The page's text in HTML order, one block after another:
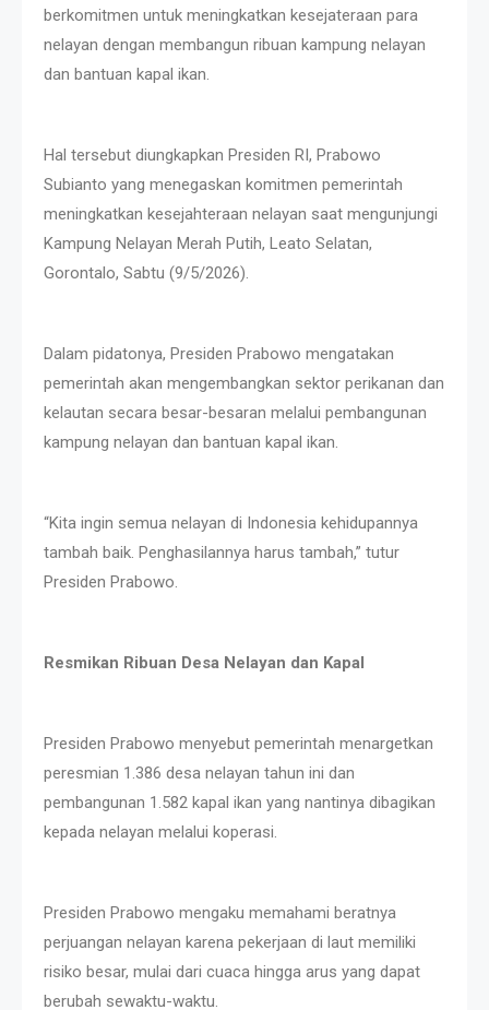
berkomitmen untuk meningkatkan kesejateraan para
nelayan dengan membangun ribuan kampung nelayan
dan bantuan kapal ikan.
Hal tersebut diungkapkan Presiden RI, Prabowo
Subianto yang menegaskan komitmen pemerintah
meningkatkan kesejahteraan nelayan saat mengunjungi
Kampung Nelayan Merah Putih, Leato Selatan,
Gorontalo, Sabtu (9/5/2026).
Dalam pidatonya, Presiden Prabowo mengatakan
pemerintah akan mengembangkan sektor perikanan dan
kelautan secara besar-besaran melalui pembangunan
kampung nelayan dan bantuan kapal ikan.
“Kita ingin semua nelayan di Indonesia kehidupannya
tambah baik. Penghasilannya harus tambah,” tutur
Presiden Prabowo.
Resmikan Ribuan Desa Nelayan dan Kapal
Presiden Prabowo menyebut pemerintah menargetkan
peresmian 1.386 desa nelayan tahun ini dan
pembangunan 1.582 kapal ikan yang nantinya dibagikan
kepada nelayan melalui koperasi.
Presiden Prabowo mengaku memahami beratnya
perjuangan nelayan karena pekerjaan di laut memiliki
risiko besar, mulai dari cuaca hingga arus yang dapat
berubah sewaktu-waktu.